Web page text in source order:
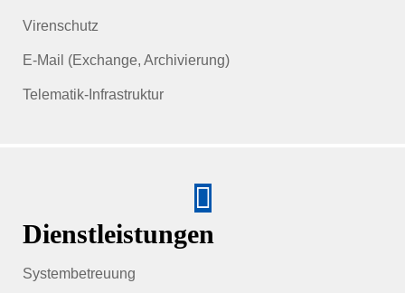
Virenschutz
E-Mail (Exchange, Archivierung)
Telematik-Infrastruktur
Dienstleistungen
Systembetreuung